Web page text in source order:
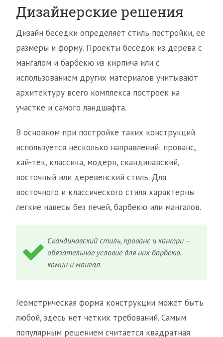
Дизайнерские решения
Дизайн беседки определяет стиль постройки, ее
размеры и форму. Проекты беседок из дерева с
мангалом и барбекю из кирпича или с
использованием других материалов учитывают
архитектуру всего комплекса построек на
участке и самого ландшафта.
В основном при постройке таких конструкций
используется несколько направлений: прованс,
хай-тек, классика, модерн, скандинавский,
восточный или деревенский стиль. Для
восточного и классического стиля характерны
легкие навесы без печей, барбекю или мангалов.
Скандинавский стиль, прованс и кантри –
обязательное условие для них барбекю,
камин и мангал.
Геометрическая форма конструкции может быть
любой, здесь нет четких требований. Самым
популярным решением считается квадратная